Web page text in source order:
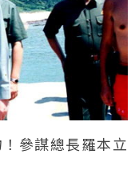
參謀總長羅本立